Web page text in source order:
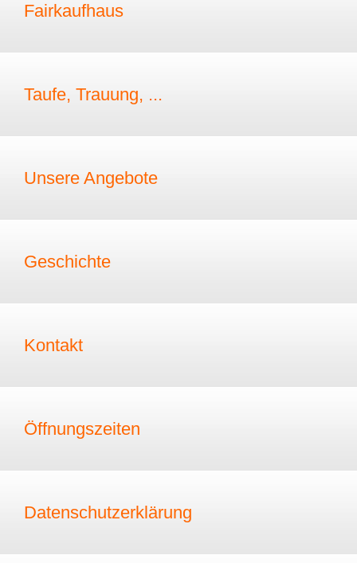
Fairkaufhaus
Taufe, Trauung, ...
Unsere Angebote
Geschichte
Kontakt
Öffnungszeiten
Datenschutzerklärung